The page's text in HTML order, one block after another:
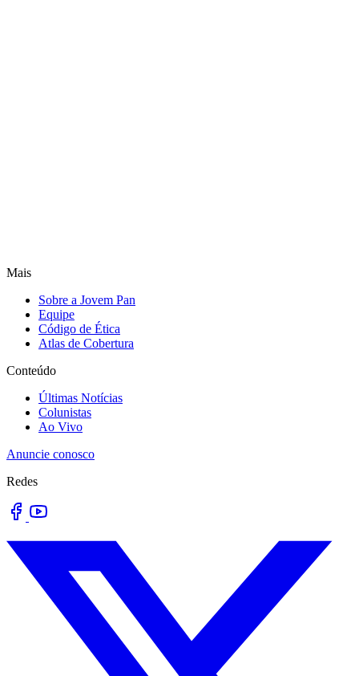
Mais
Sobre a Jovem Pan
Equipe
Código de Ética
Atlas de Cobertura
Conteúdo
Últimas Notícias
Colunistas
Ao Vivo
Anuncie conosco
Redes